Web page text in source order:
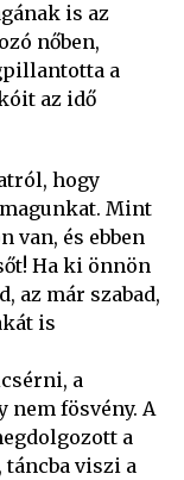
is az
nőben,
a
az idő
hogy
Mint
van, és ebben
Ha ki önnön
az már szabad,
is
a
nem fösvény. A
a
táncba viszi a